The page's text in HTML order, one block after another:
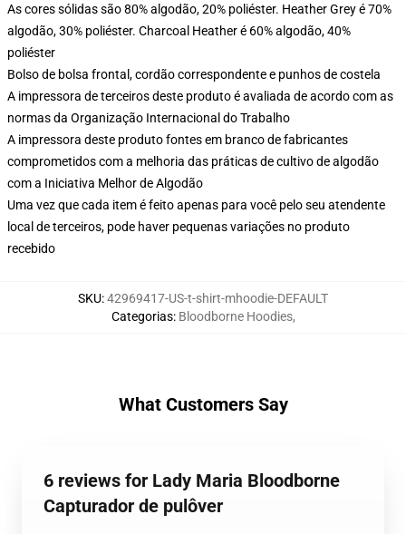
As cores sólidas são 80% algodão, 20% poliéster. Heather Grey é 70%
algodão, 30% poliéster. Charcoal Heather é 60% algodão, 40%
poliéster
Bolso de bolsa frontal, cordão correspondente e punhos de costela
A impressora de terceiros deste produto é avaliada de acordo com as
normas da Organização Internacional do Trabalho
A impressora deste produto fontes em branco de fabricantes
comprometidos com a melhoria das práticas de cultivo de algodão
com a Iniciativa Melhor de Algodão
Uma vez que cada item é feito apenas para você pelo seu atendente
local de terceiros, pode haver pequenas variações no produto
recebido
SKU:42969417-US-t-shirt-mhoodie-DEFAULT
Categorias: Bloodborne Hoodies,
What Customers Say
6 reviews for Lady Maria Bloodborne
Capturador de pulôver